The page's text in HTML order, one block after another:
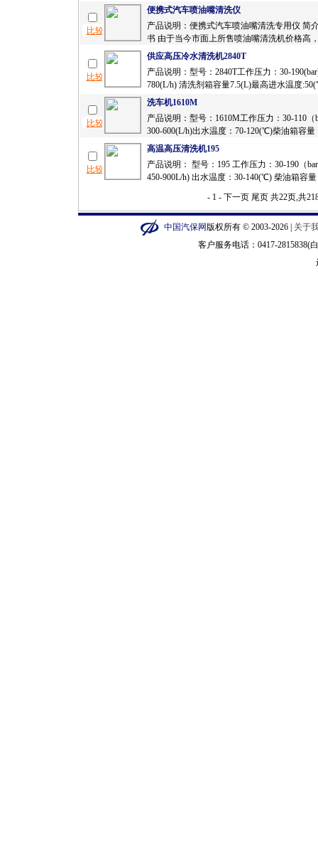
便携式汽车喷油嘴清洗仪
产品说明：便携式汽车喷油嘴清洗专用仪 简
书 由于当今市面上所售喷油嘴清洗机价格高
供应高压冷水清洗机2840T
产品说明：型号：2840T工作压力：30-
780(L/h) 清洗剂箱容量7.5(L)最高进水温度
洗车机1610M
产品说明：型号：1610M工作压力：30-110（
300-600(L/h)出水温度：70-120(℃)柴油箱容量
高温高压清洗机195
产品说明： 型号：195 工作压力：30-190（
450-900L/h) 出水温度：30-140(℃) 柴油箱容量
- 1 - 下一页 尾页共22页,共
中国汽保网版权所有 © 2003-2026 | 关于
客户服务电话：0417-